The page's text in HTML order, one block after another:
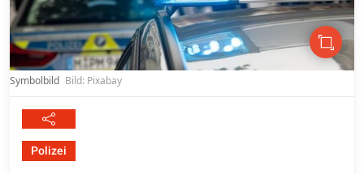
Symbolbild Bild: Pixabay
Polizei